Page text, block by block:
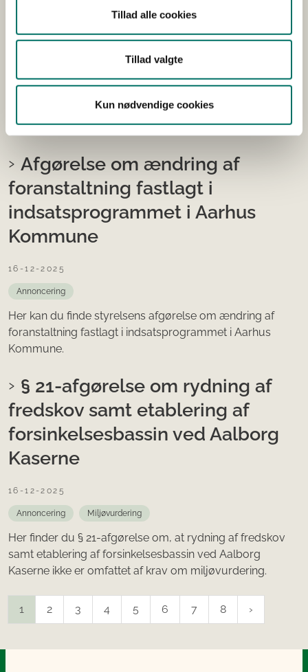
Tillad alle cookies
Tillad valgte
Kun nødvendige cookies
Jardelund i Tyskland
vindmøller i kommunen Jardelund, Tyskland som kan
medføre grænseoverskridende miljøpåvirkninger.
Afgørelse om ændring af
foranstaltning fastlagt i
indsatsprogrammet i Aarhus
Kommune
16-12-2025
Annoncering
Her kan du finde styrelsens afgørelse om ændring af
foranstaltning fastlagt i indsatsprogrammet i Aarhus
Kommune.
§ 21-afgørelse om rydning af
fredskov samt etablering af
forsinkelsesbassin ved Aalborg
Kaserne
16-12-2025
Annoncering Miljøvurdering
Her finder du § 21-afgørelse om, at rydning af fredskov
samt etablering af forsinkelsesbassin ved Aalborg
Kaserne ikke er omfattet af krav om miljøvurdering.
1 2 3 4 5 6 7 8